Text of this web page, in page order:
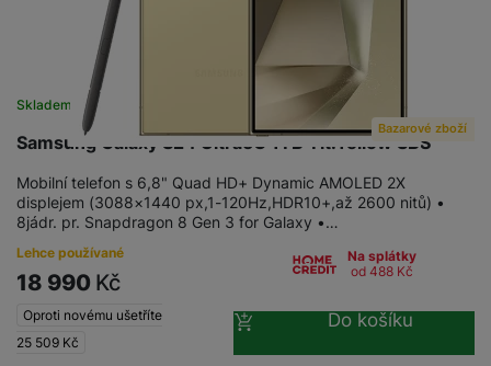
Samsung Galaxy S24 Ultra5G 1TB Tit.Yellow SBS
Skladem na prodejně
Bazarové zboží
Mobilní telefon s 6,8" Quad HD+ Dynamic AMOLED 2X
displejem (3088×1440 px,1-120Hz,HDR10+,až 2600 nitů) •
8jádr. pr. Snapdragon 8 Gen 3 for Galaxy •…
Lehce používané
18 990 Kč
Oproti novému ušetříte
25 509 Kč
Na splátky
od 488 Kč
Do košíku